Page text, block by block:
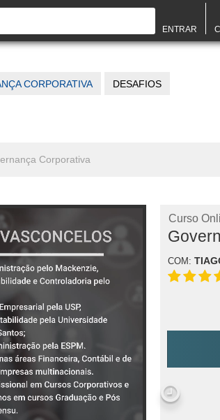
ENTRAR
CORPORATIVA DESAFIOS
Corporativa
Curso
COM: